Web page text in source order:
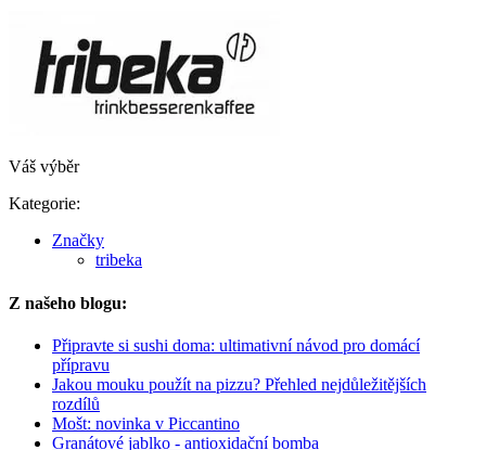
Váš výběr
Kategorie:
Značky
tribeka
Z našeho blogu:
Připravte si sushi doma: ultimativní návod pro domácí
přípravu
Jakou mouku použít na pizzu? Přehled nejdůležitějších
rozdílů
Mošt: novinka v Piccantino
Granátové jablko - antioxidační bomba